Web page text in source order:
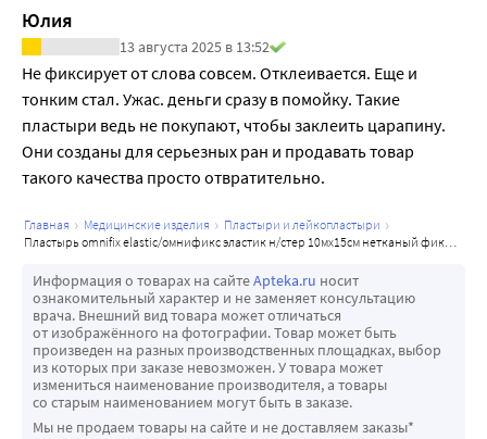
удобные формы для надежной фиксации на любой части
тела.
Особо мягкий, растягивается в поперечном
направлении; с высокой воздухо- и
паропроницаемостью; не вызывает мацерацию кожи,
надёжно держится, удаляется безболезненно и без
продольно (вертикально). Поэтому с его помощью
можно как разрешить, так и ограничить подвижность
сустава.
Юлия
13 августа 2025 в 13:52
Не фиксирует от слова совсем. Отклеивается. Еще и
тонким стал. Ужас. деньги сразу в помойку. Такие
пластыри ведь не покупают, чтобы заклеить царапину.
Они созданы для серьезных ран и продавать товар
такого качества просто отвратительно.
главная медицинские изделия
пластыри и лейкопластыри
пластырь omnifix elastic/омнификс эластик н/стер 10мx15см нетканый фиксирующий
Информация о товарах на сайтеApteka.ru носит
ознакомительный характер и не заменяет консультацию
врача. Внешний вид товара может отличаться
от изображённого на фотографии. Товар может быть
произведен на разных производственных площадках, выбор
из которых при заказе невозможен. У товара может
измениться наименование производителя, а товары
со старым наименованием могут быть в заказе.
Мы не продаем товары на сайте и не доставляем заказы*